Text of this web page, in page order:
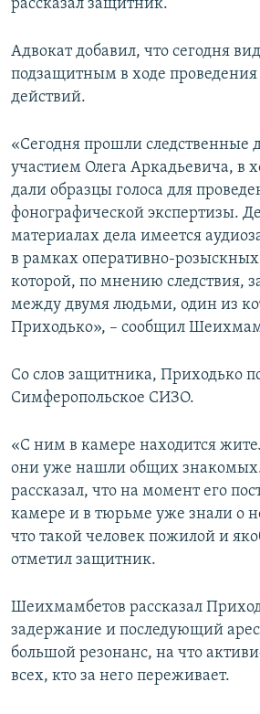
рассказал защитник.
Адвокат добавил, что сегодня
подзащитным в ходе проведения
действий.
«Сегодня прошли следственные
участием Олега Аркадьевича, в
дали образцы голоса для
фонографической экспертизы.
материалах дела имеется
в рамках оперативно-
которой, по мнению следствия,
между двумя людьми, один из
Приходько», – сообщил
Со слов защитника, Приходько
Симферопольское СИЗО.
«С ним в камере находится
они уже нашли общих
рассказал, что на момент его
камере и в тюрьме уже знали о
что такой человек пожилой и
отметил защитник.
Шеихмамбетов рассказал
задержание и последующий
большой резонанс, на что
всех, кто за него переживает.